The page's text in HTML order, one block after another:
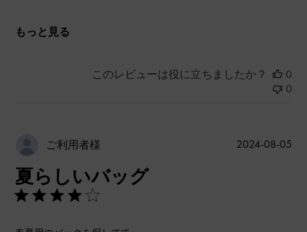
もっと見る
このレビューは役に立ちましたか？
0
0
ご利用者様
夏らしいバッグ
公
2024-08-05